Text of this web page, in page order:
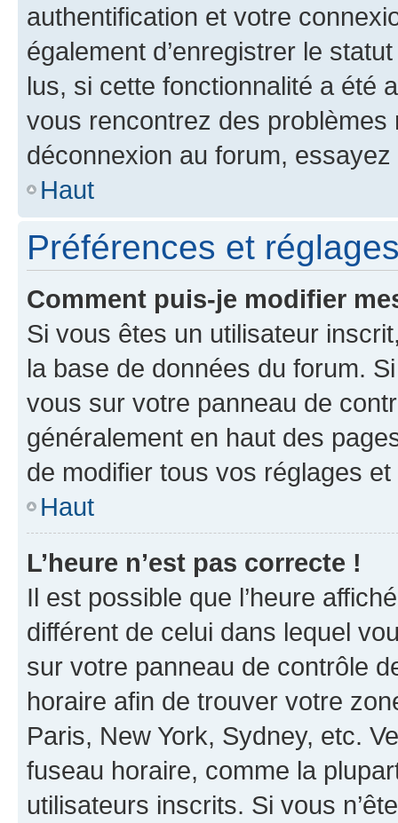
authentification et votre
également d’enregistrer le
lus, si cette fonctionnalité a été
vous rencontrez des
déconnexion au forum,
Haut
Préférences et
Comment puis-je modifier
Si vous êtes un utilisateur
la base de données du forum.
vous sur votre panneau de
généralement en haut des
de modifier tous vos réglages
Haut
L’heure n’est pas correcte !
Il est possible que l’heure
différent de celui dans lequel
sur votre panneau de contrôle
horaire afin de trouver votre
Paris, New York, Sydney, etc.
fuseau horaire, comme la
utilisateurs inscrits. Si vous